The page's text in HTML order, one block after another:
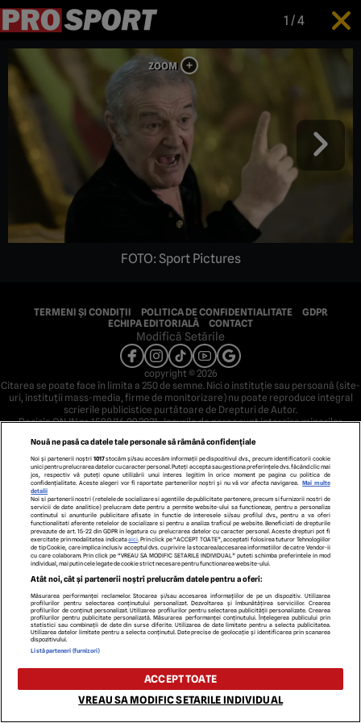
1 /4
FOTO: Sport Pictures
TERMENI ȘI CONDIȚII POLITICA DE CONFIDENTIALITATE
GDPR
ECHIPA EDITORIALĂ
CONTACT
Modifică Setările
copyright © 2026
Citarea se poate face în limita a 250 de semne. Nici o instituţie sau persoană (site-
uri, instituţii mass-media, firme de monitorizare) nu poate reproduce integral
scrierile publicistice purtătoare de Drepturi de Autor.
Decizia ONJN nr. 1598/16.09.2021. Jocurile de noroc sunt interzise minorilor.
Nouă ne pasă ca datele tale personale să rămână confidențiale
Noi și partenerii noștri 1017stocăm și/sau accesăm informații pe dispozitivul dvs., precum identificatorii cookie
unici pentru prelucrarea datelor cu caracter personal. Puteți accepta sau gestiona preferințele dvs. făcând clic mai
jos, respectiv vă puteți opune utilizării unui interes legitim în orice moment pe pagina cu politica de
confidențialitate. Aceste alegeri vor fi raportate partenerilor noștri și nu vă vor afecta navigarea.
Mai multe
detalii
Noi si partenerii nostri (retelele de socializare si agentiile de publicitate partenere, precum si furnizorii nostri de
servicii de date analitice) prelucram date pentru a permite website-ului sa functioneze, pentru a personaliza
continutul si anunturile publicitare afisate in functie de interesele si/sau profilul dvs., pentru a va oferi
functionalitati aferente retelelor de socializare si pentru a analiza traficul pe website. Beneficiati de drepturile
prevazute de art. 15-22 din GDPR in legatura cu prelucrarea datelor cu caracter personal. Aceste drepturi pot fi
exercitate prin modalitatea indicataaici . Prin click pe “ACCEPT TOATE”, acceptati folosirea tuturor Tehnologiilor
de tip Cookie, care implica inclusiv acceptul dvs. cu privire la stocarea/accesarea informatiilor de catre Vendor-ii
cu care colaboram. Prin click pe “VREAU SA MODIFIC SETARILE INDIVIDUAL” puteti schimba preferintele in mod
individual, mai putin cele legate de cookie strict necesare pentru functionarea website-ului.
Atât noi, cât și partenerii noștri prelucrăm datele pentru a oferi:
Măsurarea performanței reclamelor. Stocarea și/sau accesarea informațiilor de pe un dispozitiv. Utilizarea
profilurilor pentru selectarea conținutului personalizat. Dezvoltarea și îmbunătățirea serviciilor. Crearea
profilurilor de conținut personalizat. Utilizarea profilurilor pentru selectarea publicității personalizate. Crearea
profilurilor pentru publicitate personalizată. Măsurarea performanței conținutului. Înțelegerea publicului prin
statistici sau combinații de date din surse diferite. Utilizarea de date limitate pentru a selecta publicitatea.
Utilizarea datelor limitate pentru a selecta conținutul. Date precise de geolocație și identificarea prin scanarea
dispozitivului.
Listă parteneri (furnizori)
ACCEPT TOATE
VREAU SA MODIFIC SETARILE INDIVIDUAL